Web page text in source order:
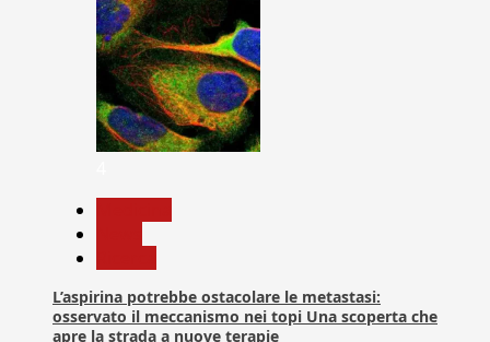
L’aspirina potrebbe ostacolare le metastasi:
osservato il meccanismo nei topi Una scoperta che
apre la strada a nuove terapie